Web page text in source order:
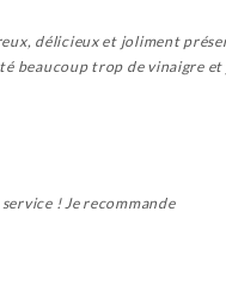
délicieux et joliment
beaucoup trop de vinaigre
! Je recommande